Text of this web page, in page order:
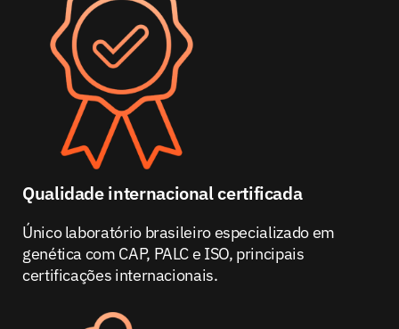
Qualidade internacional certificada
Único laboratório brasileiro especializado em
genética com CAP, PALC e ISO, principais
certificações internacionais.